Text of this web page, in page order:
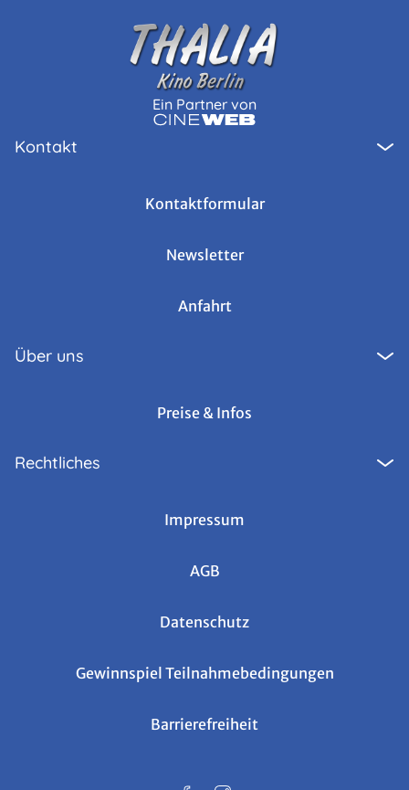
Ein Partner von
Kontakt
Kontaktformular
Newsletter
Anfahrt
Über uns
Preise & Infos
Rechtliches
Impressum
AGB
Datenschutz
Gewinnspiel Teilnahmebedingungen
Barrierefreiheit